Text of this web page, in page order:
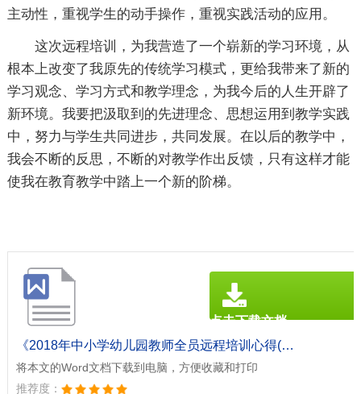
主动性，重视学生的动手操作，重视实践活动的应用。
这次远程培训，为我营造了一个崭新的学习环境，从
根本上改变了我原先的传统学习模式，更给我带来了新的
学习观念、学习方式和教学理念，为我今后的人生开辟了
新环境。我要把汲取到的先进理念、思想运用到教学实践
中，努力与学生共同进步，共同发展。在以后的教学中，
我会不断的反思，不断的对教学作出反馈，只有这样才能
使我在教育教学中踏上一个新的阶梯。
《2018年中小学幼儿园教师全员远程培训心得(全文共821字).doc》
将本文的Word文档下载到电脑，方便收藏和打印
推荐度：
点击下载文档
文档为doc格式